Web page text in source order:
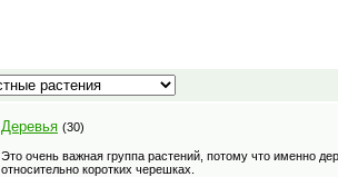
Деревья (30)
Это очень важная группа растений, потому что именно
относительно коротких черешках.